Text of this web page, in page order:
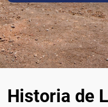
Historia de